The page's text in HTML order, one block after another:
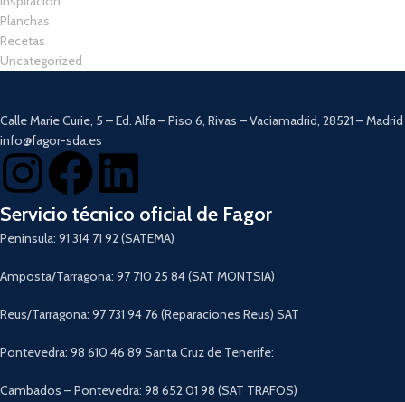
Planchas
Recetas
Uncategorized
Calle Marie Curie, 5 – Ed. Alfa – Piso 6, Rivas – Vaciamadrid, 28521 – Madrid
info@fagor-sda.es
Servicio técnico oficial de Fagor
Península: 91 314 71 92 (SATEMA)
Amposta/Tarragona: 97 710 25 84 (SAT MONTSIA)
Reus/Tarragona: 97 731 94 76 (Reparaciones Reus) SAT
Pontevedra: 98 610 46 89 Santa Cruz de Tenerife:
Cambados – Pontevedra: 98 652 01 98 (SAT TRAFOS)